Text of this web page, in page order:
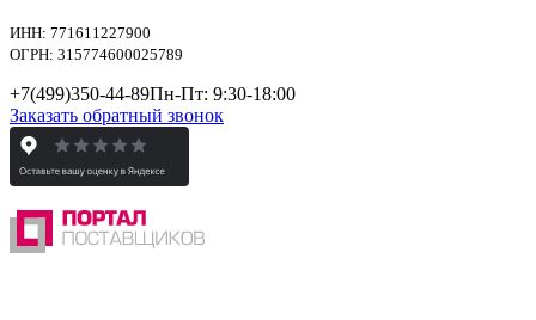
ИНН: 771611227900
ОГРН: 315774600025789
+7(499)350-44-89Пн-Пт: 9:30-18:00
Заказать обратный звонок